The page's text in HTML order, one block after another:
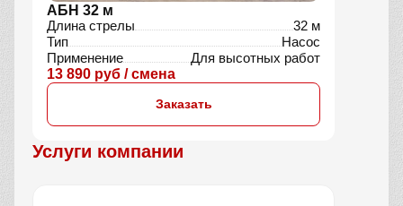
АБН 32 м
Длина стрелы
32 м
Тип
Насос
Применение
Для высотных работ
13 890 руб / смена
Заказать
Услуги компании